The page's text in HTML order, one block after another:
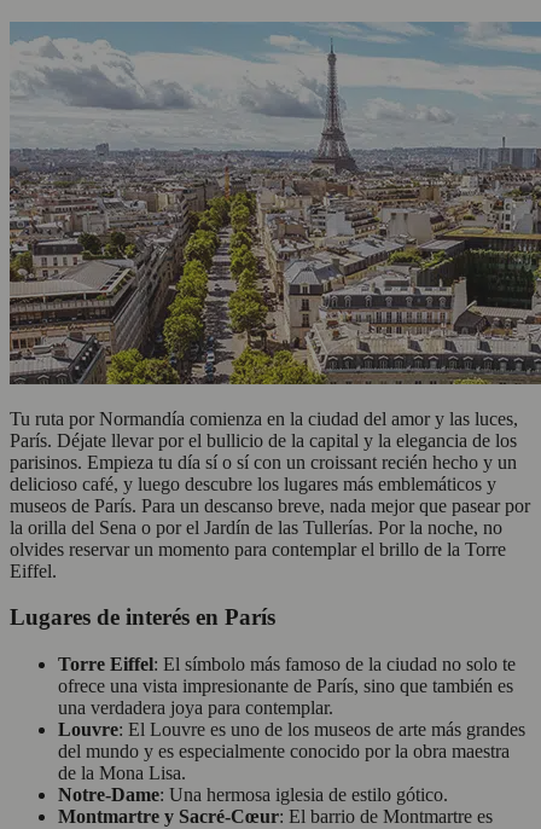
Tu ruta por Normandía comienza en la ciudad del amor y las luces,
París. Déjate llevar por el bullicio de la capital y la elegancia de los
parisinos. Empieza tu día sí o sí con un croissant recién hecho y un
delicioso café, y luego descubre los lugares más emblemáticos y
museos de París. Para un descanso breve, nada mejor que pasear por
la orilla del Sena o por el Jardín de las Tullerías. Por la noche, no
olvides reservar un momento para contemplar el brillo de la Torre
Eiffel.
Lugares de interés en París
Torre Eiffel: El símbolo más famoso de la ciudad no solo te
ofrece una vista impresionante de París, sino que también es
una verdadera joya para contemplar.
Louvre: El Louvre es uno de los museos de arte más grandes
del mundo y es especialmente conocido por la obra maestra
de la Mona Lisa.
Notre-Dame: Una hermosa iglesia de estilo gótico.
Montmartre y Sacré-Cœur: El barrio de Montmartre es